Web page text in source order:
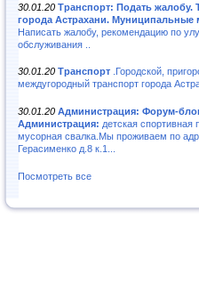
30.01.20 Транспорт: Подать жалобу.
города Астрахани. Муниципальные
Написать жалобу, рекомендацию по
обслуживания ..
30.01.20 Транспорт .Городской,
междугородный транспорт города
30.01.20 Администрация: Форум-
Администрация: детская спортивная
мусорная свалка.Мы проживаем по
Герасименко д.8 к.1...
Посмотреть все